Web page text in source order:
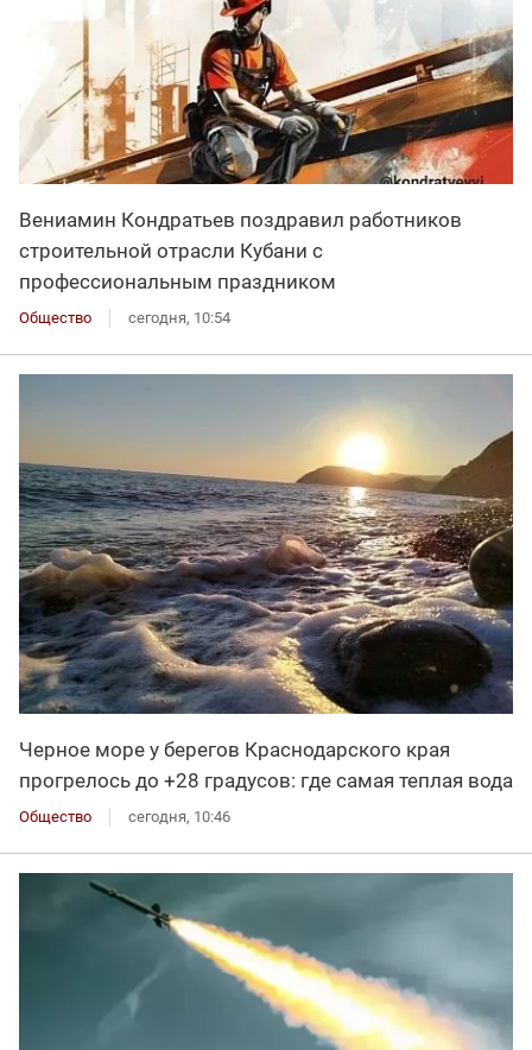
Вениамин Кондратьев поздравил работников
строительной отрасли Кубани с
профессиональным праздником
Общество сегодня, 10:54
Черное море у берегов Краснодарского края
прогрелось до +28 градусов: где самая теплая вода
Общество сегодня, 10:46